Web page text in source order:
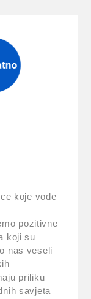
koje vode
pozitivne
koji su
nas veseli
priliku
savjeta